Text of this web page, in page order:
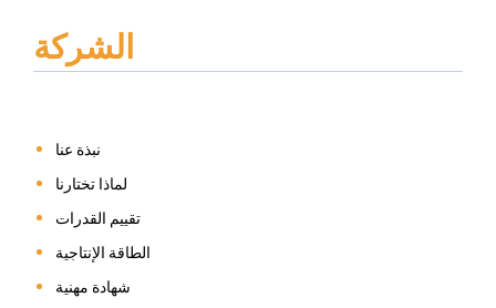
الشركة
نبذة عنا
لماذا تختارنا
تقييم القدرات
الطاقة الإنتاجية
شهادة مهنية